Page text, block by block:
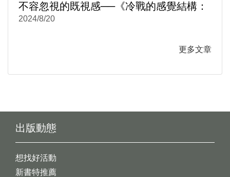
不容忽視的既視感──《冷戰的感覺結構：
台韓文學與文化中的性別與情感政治1950-
2024/8/20
更多文章
出版動態
想找好活動
新書特推薦